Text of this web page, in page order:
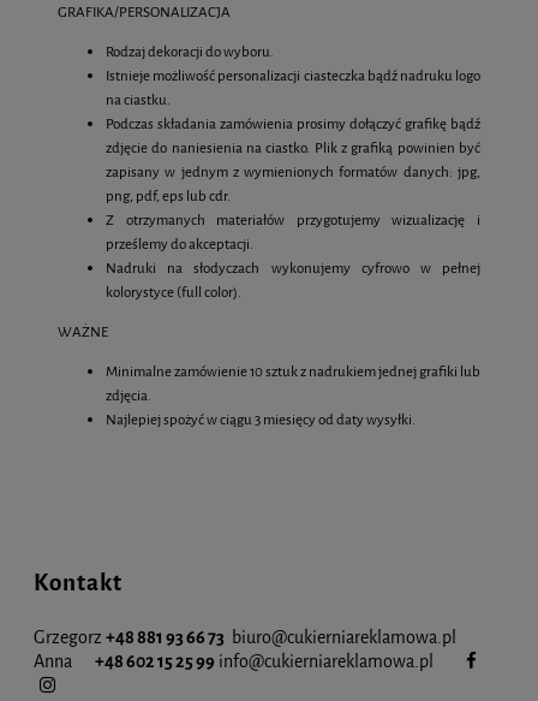
GRAFIKA/PERSONALIZACJA
Rodzaj dekoracji do wyboru.
Istnieje możliwość personalizacji ciasteczka bądź nadruku logo
na ciastku.
Podczas składania zamówienia prosimy dołączyć grafikę bądź
zdjęcie do naniesienia na ciastko. Plik z grafiką powinien być
zapisany w jednym z wymienionych formatów danych: jpg,
png, pdf, eps lub cdr.
Z otrzymanych materiałów przygotujemy wizualizację i
prześlemy do akceptacji.
Nadruki na słodyczach wykonujemy cyfrowo w pełnej
kolorystyce (full color).
WAŻNE
Minimalne zamówienie 10 sztuk z nadrukiem jednej grafiki lub
zdjęcia.
Najlepiej spożyć w ciągu 3 miesięcy od daty wysyłki.
Kontakt
Grzegorz +48 881 93 66 73 biuro@cukierniareklamowa.pl
Anna
+48 602 15 25 99 info@cukierniareklamowa.pl